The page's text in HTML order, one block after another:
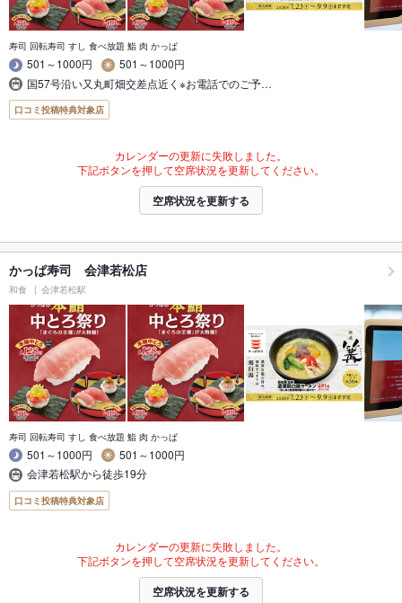
寿司 回転寿司 すし 食べ放題 鮨 肉 かっぱ
501～1000円
501～1000円
国57号沿い又丸町畑交差点近く※お電話でのご予…
口コミ投稿特典対象店
カレンダーの更新に失敗しました。
下記ボタンを押して空席状況を更新してください。
空席状況を更新する
かっぱ寿司 会津若松店
和食 会津若松駅
寿司 回転寿司 すし 食べ放題 鮨 肉 かっぱ
501～1000円
501～1000円
会津若松駅から徒歩19分
口コミ投稿特典対象店
カレンダーの更新に失敗しました。
下記ボタンを押して空席状況を更新してください。
空席状況を更新する